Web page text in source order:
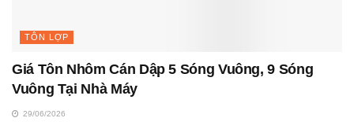
TÔN LỢP
Giá Tôn Nhôm Cán Dập 5 Sóng Vuông, 9 Sóng
Vuông Tại Nhà Máy
29/06/2026